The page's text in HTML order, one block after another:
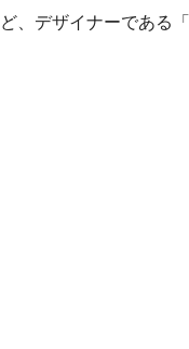
、デザイナーである